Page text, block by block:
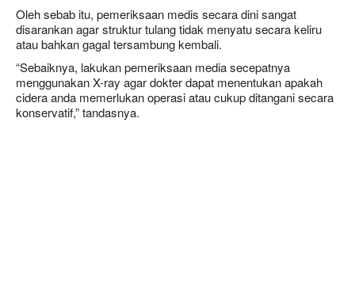
Oleh sebab itu, pemeriksaan medis secara dini sangat
disarankan agar struktur tulang tidak menyatu secara keliru
atau bahkan gagal tersambung kembali.
“Sebaiknya, lakukan pemeriksaan media secepatnya
menggunakan X-ray agar dokter dapat menentukan apakah
cidera anda memerlukan operasi atau cukup ditangani secara
konservatif,” tandasnya.